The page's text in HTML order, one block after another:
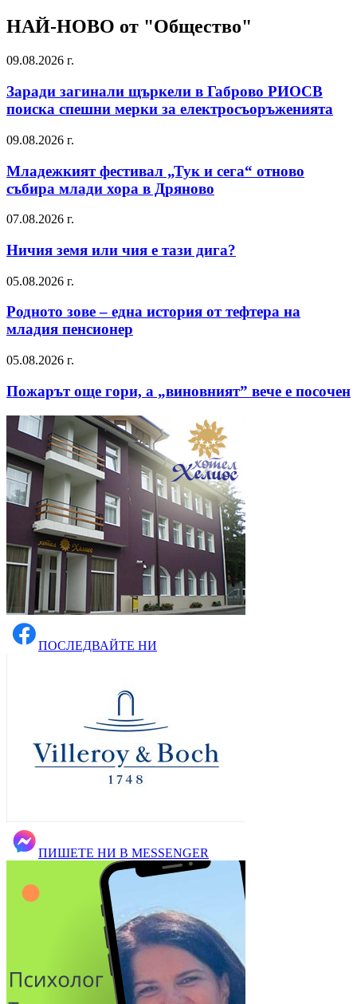
НАЙ-НОВО от "Общество"
09.08.2026 г.
Заради загинали щъркели в Габрово РИОСВ
поиска спешни мерки за електросъоръженията
09.08.2026 г.
Младежкият фестивал „Тук и сега“ отново
събира млади хора в Дряново
07.08.2026 г.
Ничия земя или чия е тази дига?
05.08.2026 г.
Родното зове – една история от тефтера на
младия пенсионер
05.08.2026 г.
Пожарът още гори, а „виновният” вече е посочен
ПОСЛЕДВАЙТЕ НИ
ПИШЕТЕ НИ В MESSENGER